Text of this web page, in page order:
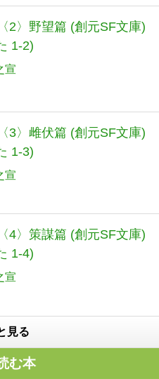
2〉野望篇 (創元SF文庫)
1-2)
宣
3〉雌伏篇 (創元SF文庫)
1-3)
宣
4〉策謀篇 (創元SF文庫)
1-4)
宣
見る
む本